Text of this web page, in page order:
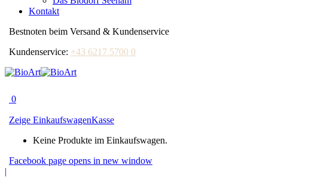
Kontakt
Bestnoten beim Versand & Kundenservice
Kundenservice: +43 6217 5700 0
0
Zeige EinkaufswagenKasse
Keine Produkte im Einkaufswagen.
Facebook page opens in new window
|